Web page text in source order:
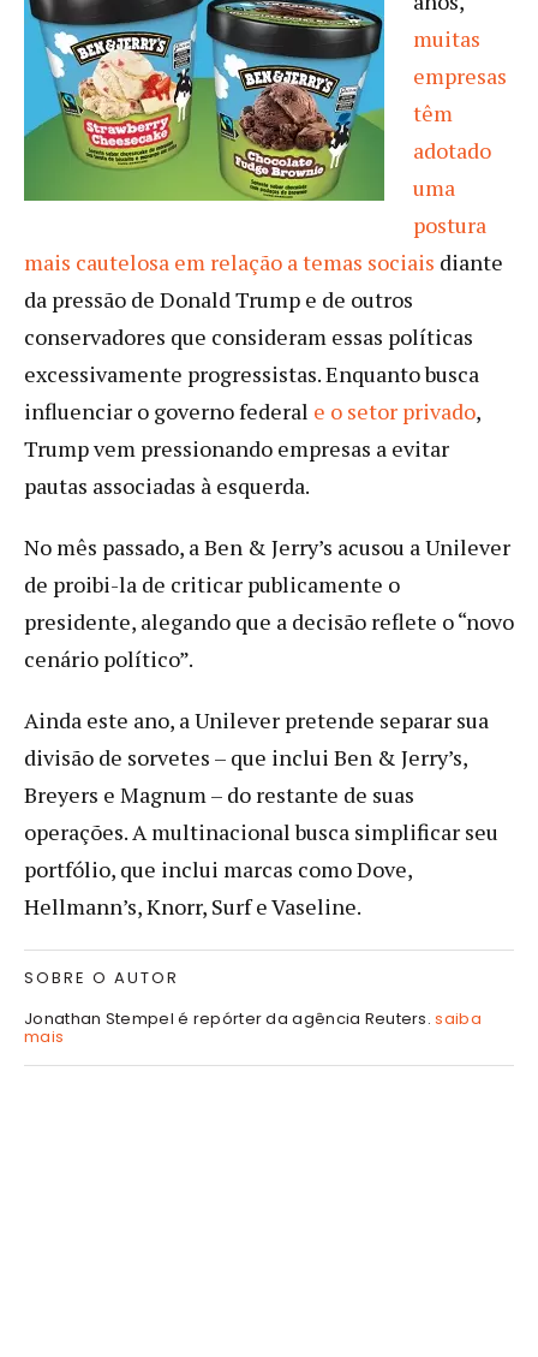
muitas
empresas
têm
adotado
uma
postura
mais cautelosa em relação a temas sociais diante
da pressão de Donald Trump e de outros
conservadores que consideram essas políticas
excessivamente progressistas. Enquanto busca
influenciar o governo federal e o setor privado,
Trump vem pressionando empresas a evitar
pautas associadas à esquerda.
No mês passado, a Ben & Jerry’s acusou a Unilever
de proibi-la de criticar publicamente o
presidente, alegando que a decisão reflete o “novo
cenário político”.
Ainda este ano, a Unilever pretende separar sua
divisão de sorvetes – que inclui Ben & Jerry’s,
Breyers e Magnum – do restante de suas
operações. A multinacional busca simplificar seu
portfólio, que inclui marcas como Dove,
Hellmann’s, Knorr, Surf e Vaseline.
SOBRE O AUTOR
Jonathan Stempel é repórter da agência Reuters.saiba
mais